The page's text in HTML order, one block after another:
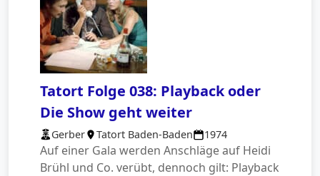
Tatort Folge 038: Playback oder
Die Show geht weiter
Gerber Tatort Baden-Baden 1974
Auf einer Gala werden Anschläge auf Heidi
Brühl und Co. verübt, dennoch gilt: Playback